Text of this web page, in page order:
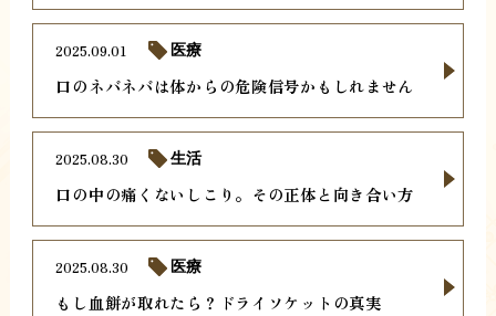
口のネバネバは体からの危険信号かもしれません
2025.09.01 医療
口の中の痛くないしこり。その正体と向き合い方
2025.08.30 生活
もし血餅が取れたら？ドライソケットの真実
2025.08.30 医療